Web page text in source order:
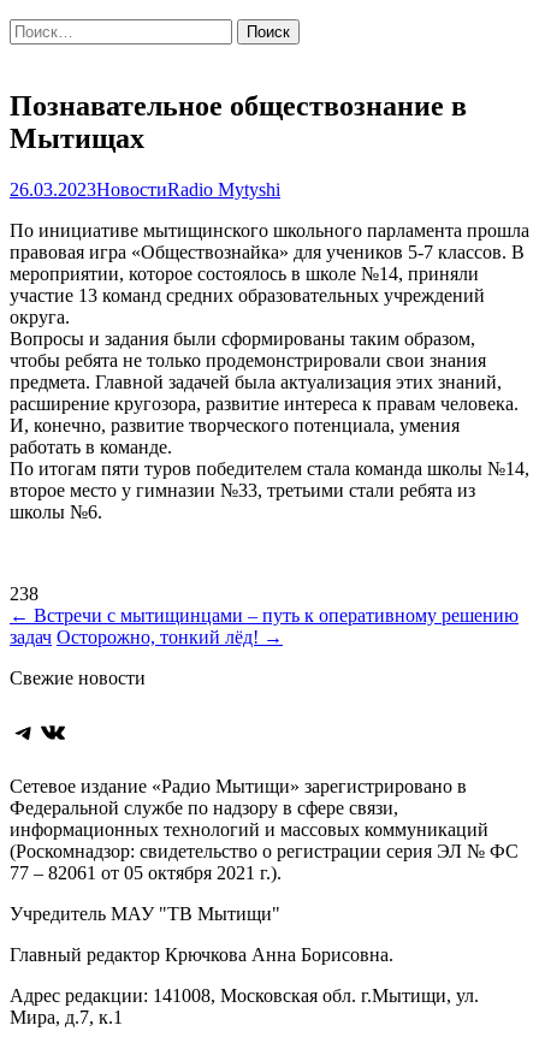
Найти:
Познавательное обществознание в
Мытищах
26.03.2023НовостиRadio Mytyshi
По инициативе мытищинского школьного парламента прошла
правовая игра «Обществознайка» для учеников 5-7 классов. В
мероприятии, которое состоялось в школе №14, приняли
участие 13 команд средних образовательных учреждений
округа.
Вопросы и задания были сформированы таким образом,
чтобы ребята не только продемонстрировали свои знания
предмета. Главной задачей была актуализация этих знаний,
расширение кругозора, развитие интереса к правам человека.
И, конечно, развитие творческого потенциала, умения
работать в команде.
По итогам пяти туров победителем стала команда школы №14,
второе место у гимназии №33, третьими стали ребята из
школы №6.
238
Навигация
по
записям
← Встречи с мытищинцами – путь к оперативному решению
задач Осторожно, тонкий лёд! →
Свежие новости
Telegram
ВКонтакте
Сетевое издание «Радио Мытищи» зарегистрировано в
Федеральной службе по надзору в сфере связи,
информационных технологий и массовых коммуникаций
(Роскомнадзор: свидетельство о регистрации серия ЭЛ № ФС
77 – 82061 от 05 октября 2021 г.).
Учредитель МАУ "ТВ Мытищи"
Главный редактор Крючкова Анна Борисовна.
Адрес редакции: 141008, Московская обл. г.Мытищи, ул.
Мира, д.7, к.1